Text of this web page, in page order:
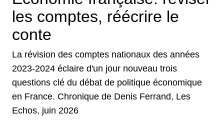
les comptes, réécrire le
conte
La révision des comptes nationaux des années
2023-2024 éclaire d'un jour nouveau trois
questions clé du débat de politique économique
en France. Chronique de Denis Ferrand, Les
Echos, juin 2026